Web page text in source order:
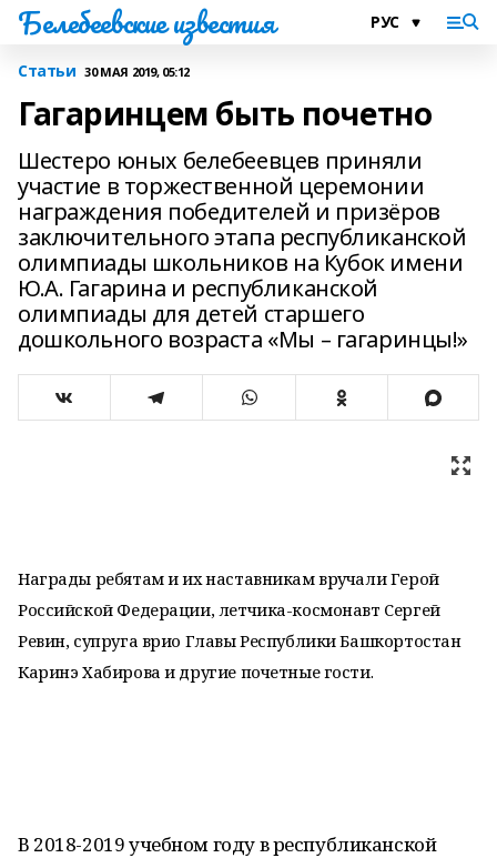
Белебеевские известия
Статьи 30 МАЯ 2019, 05:12
Гагаринцем быть почетно
Шестеро юных белебеевцев приняли
участие в торжественной церемонии
награждения победителей и призёров
заключительного этапа республиканской
олимпиады школьников на Кубок имени
Ю.А. Гагарина и республиканской
олимпиады для детей старшего
дошкольного возраста «Мы – гагаринцы!»
Награды ребятам и их наставникам вручали Герой
Российской Федерации, летчика-космонавт Сергей
Ревин, супруга врио Главы Республики Башкортостан
Каринэ Хабирова и другие почетные гости.
В 2018-2019 учебном году в республиканской